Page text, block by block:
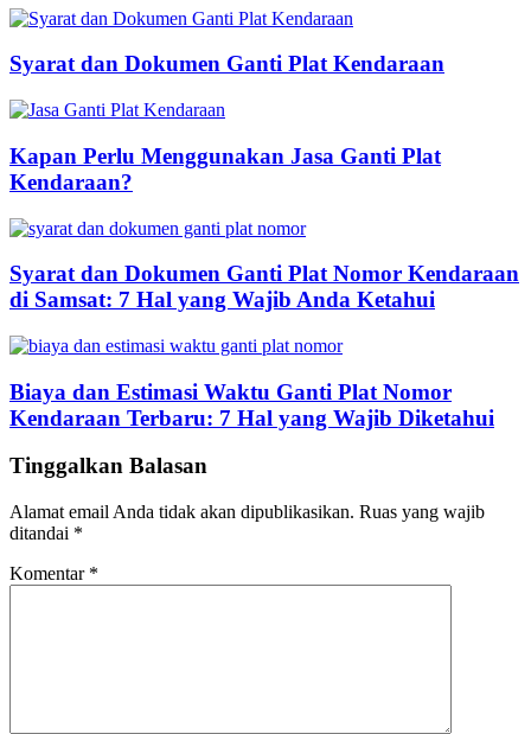
Syarat dan Dokumen Ganti Plat Kendaraan
Kapan Perlu Menggunakan Jasa Ganti Plat
Kendaraan?
Syarat dan Dokumen Ganti Plat Nomor Kendaraan
di Samsat: 7 Hal yang Wajib Anda Ketahui
Biaya dan Estimasi Waktu Ganti Plat Nomor
Kendaraan Terbaru: 7 Hal yang Wajib Diketahui
Tinggalkan Balasan
Alamat email Anda tidak akan dipublikasikan. Ruas yang wajib
ditandai *
Komentar *